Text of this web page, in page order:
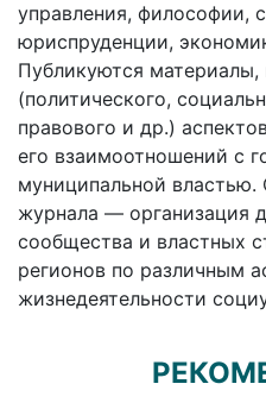
управления, философии,
юриспруденции,
Публикуются
(политического,
правового и др.)
его взаимоотношений с
муниципальной властью.
журнала — организация
сообщества и властных
регионов по различным
жизнедеятельности